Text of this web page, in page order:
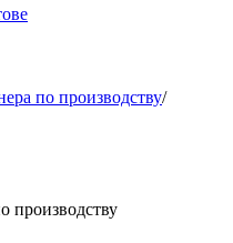
по производству/
производству